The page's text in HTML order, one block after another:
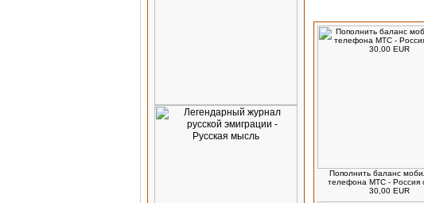
Пополнить баланс
телефона МТС - Россия
30,00 EUR